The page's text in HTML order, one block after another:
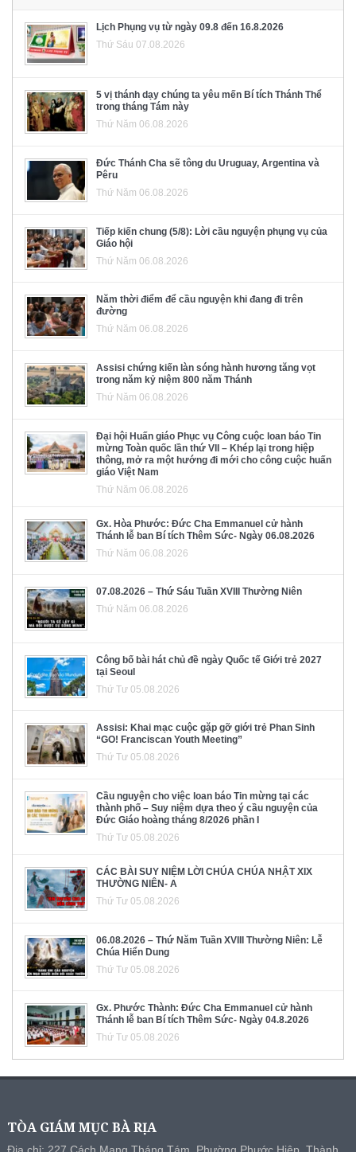
Lịch Phụng vụ từ ngày 09.8 đến 16.8.2026
Thứ Sáu 07.08.2026
5 vị thánh dạy chúng ta yêu mến Bí tích Thánh Thể
trong tháng Tám này
Thứ Năm 06.08.2026
Đức Thánh Cha sẽ tông du Uruguay, Argentina và
Pêru
Thứ Năm 06.08.2026
Tiếp kiến chung (5/8): Lời cầu nguyện phụng vụ của
Giáo hội
Thứ Năm 06.08.2026
Năm thời điểm để cầu nguyện khi đang đi trên
đường
Thứ Năm 06.08.2026
Assisi chứng kiến làn sóng hành hương tăng vọt
trong năm kỷ niệm 800 năm Thánh
Thứ Năm 06.08.2026
Đại hội Huấn giáo Phục vụ Công cuộc loan báo Tin
mừng Toàn quốc lần thứ VII – Khép lại trong hiệp
thông, mở ra một hướng đi mới cho công cuộc huấn
giáo Việt Nam
Thứ Năm 06.08.2026
Gx. Hòa Phước: Đức Cha Emmanuel cử hành
Thánh lễ ban Bí tích Thêm Sức- Ngày 06.08.2026
Thứ Năm 06.08.2026
07.08.2026 – Thứ Sáu Tuần XVIII Thường Niên
Thứ Năm 06.08.2026
Công bố bài hát chủ đề ngày Quốc tế Giới trẻ 2027
tại Seoul
Thứ Tư 05.08.2026
Assisi: Khai mạc cuộc gặp gỡ giới trẻ Phan Sinh
“GO! Franciscan Youth Meeting”
Thứ Tư 05.08.2026
Cầu nguyện cho việc loan báo Tin mừng tại các
thành phố – Suy niệm dựa theo ý cầu nguyện của
Đức Giáo hoàng tháng 8/2026 phần I
Thứ Tư 05.08.2026
CÁC BÀI SUY NIỆM LỜI CHÚA CHÚA NHẬT XIX
THƯỜNG NIÊN- A
Thứ Tư 05.08.2026
06.08.2026 – Thứ Năm Tuần XVIII Thường Niên: Lễ
Chúa Hiển Dung
Thứ Tư 05.08.2026
Gx. Phước Thành: Đức Cha Emmanuel cử hành
Thánh lễ ban Bí tích Thêm Sức- Ngày 04.8.2026
Thứ Tư 05.08.2026
TÒA GIÁM MỤC BÀ RỊA